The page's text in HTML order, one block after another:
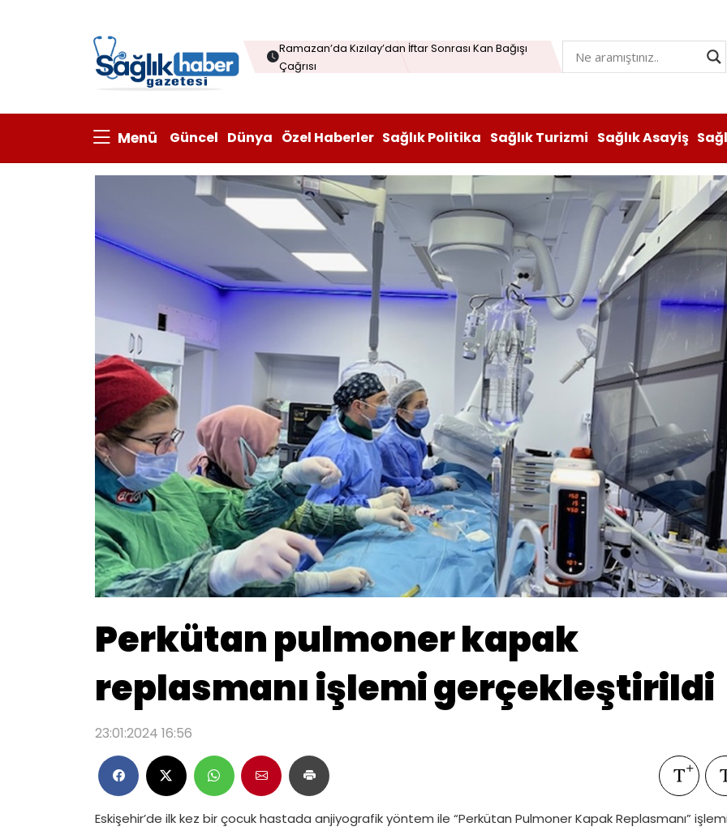
Ramazan’da Kızılay’dan İftar Sonrası Kan Bağışı
Çağrısı
Menü Güncel Dünya Özel Haberler Sağlık Politika Sağlık Turizmi Sağlık Asayiş
Perkütan pulmoner kapak
replasmanı işlemi gerçekleştirildi
23:01:2024 16:56
Eskişehir’de ilk kez bir çocuk hastada anjiyografik yöntem ile “Perkütan Pulmoner Kapak Replasmanı”